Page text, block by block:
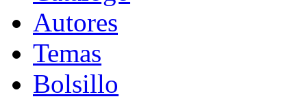
Autores
Temas
Bolsillo